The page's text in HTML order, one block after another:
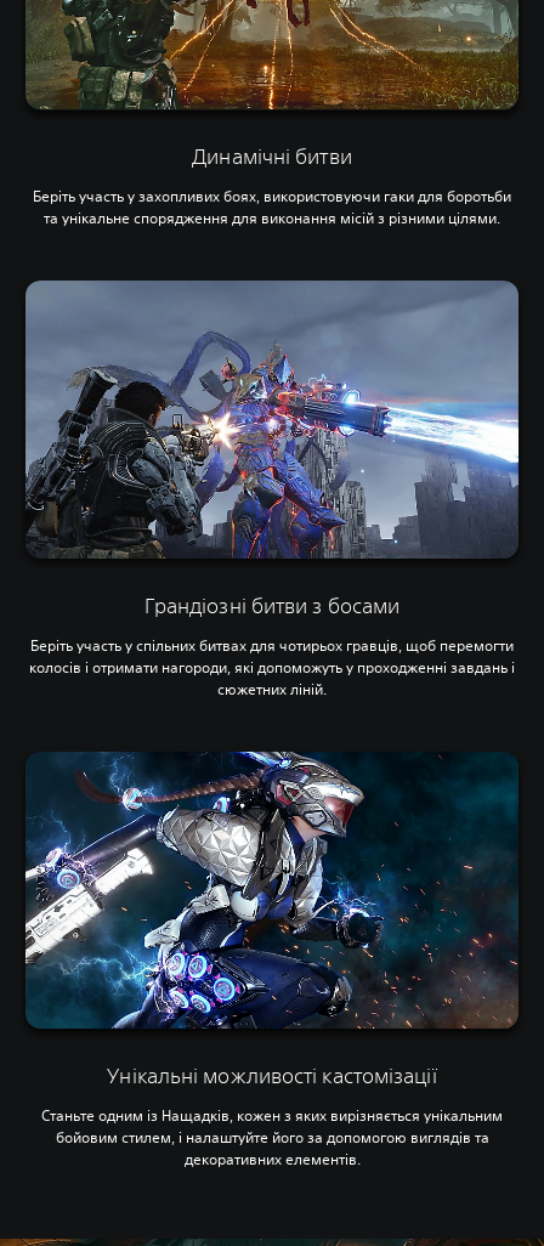
Динамічні битви
Беріть участь у захопливих боях, використовуючи гаки для боротьби
та унікальне спорядження для виконання місій з різними цілями.
Грандіозні битви з босами
Беріть участь у спільних битвах для чотирьох гравців, щоб перемогти
колосів і отримати нагороди, які допоможуть у проходженні завдань і
сюжетних ліній.
Унікальні можливості кастомізації
Станьте одним із Нащадків, кожен з яких вирізняється унікальним
бойовим стилем, і налаштуйте його за допомогою виглядів та
декоративних елементів.